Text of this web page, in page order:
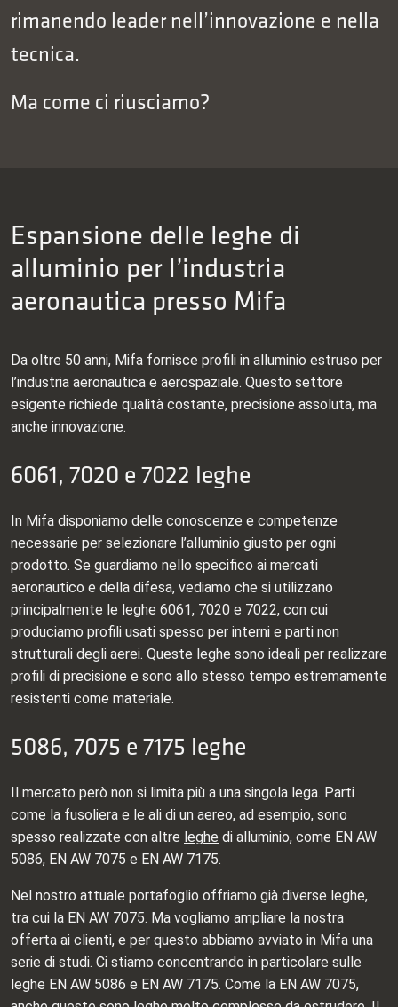
rimanendo leader nell’innovazione e nella
tecnica.
Ma come ci riusciamo?
Espansione delle leghe di
alluminio per l’industria
aeronautica presso Mifa
Da oltre 50 anni, Mifa fornisce profili in alluminio estruso per
l’industria aeronautica e aerospaziale. Questo settore
esigente richiede qualità costante, precisione assoluta, ma
anche innovazione.
6061, 7020 e 7022 leghe
In Mifa disponiamo delle conoscenze e competenze
necessarie per selezionare l’alluminio giusto per ogni
prodotto. Se guardiamo nello specifico ai mercati
aeronautico e della difesa, vediamo che si utilizzano
principalmente le leghe 6061, 7020 e 7022, con cui
produciamo profili usati spesso per interni e parti non
strutturali degli aerei. Queste leghe sono ideali per realizzare
profili di precisione e sono allo stesso tempo estremamente
resistenti come materiale.
5086, 7075 e 7175 leghe
Il mercato però non si limita più a una singola lega. Parti
come la fusoliera e le ali di un aereo, ad esempio, sono
spesso realizzate con altre leghe di alluminio, come EN AW
5086, EN AW 7075 e EN AW 7175.
Nel nostro attuale portafoglio offriamo già diverse leghe,
tra cui la EN AW 7075. Ma vogliamo ampliare la nostra
offerta ai clienti, e per questo abbiamo avviato in Mifa una
serie di studi. Ci stiamo concentrando in particolare sulle
leghe EN AW 5086 e EN AW 7175. Come la EN AW 7075,